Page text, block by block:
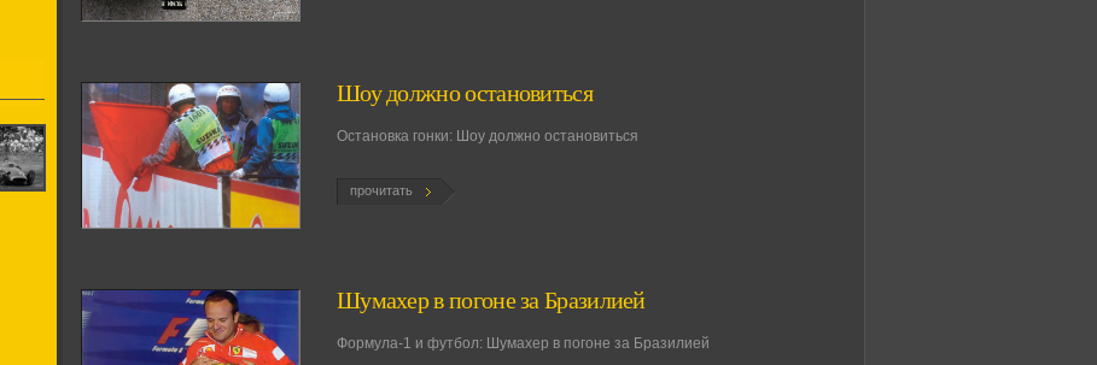
Шоу должно остановиться
Остановка гонки: Шоу должно остановиться
прочитать
Шумахер в погоне за Бразилией
Формула-1 и футбол: Шумахер в погоне за Бразилией